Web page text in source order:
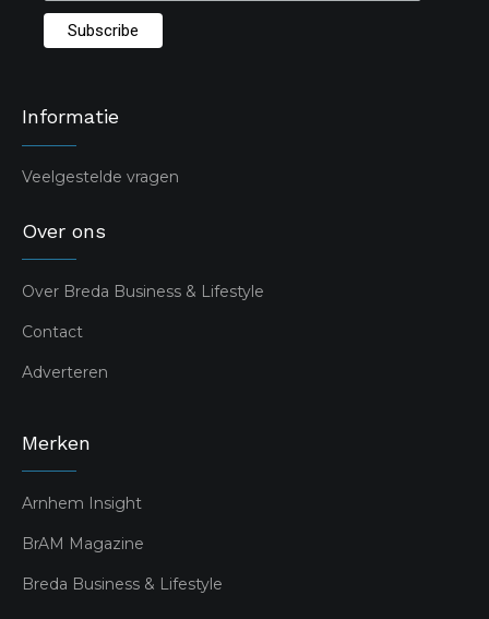
Informatie
Veelgestelde vragen
Over ons
Over Breda Business & Lifestyle
Contact
Adverteren
Merken
Arnhem Insight
BrAM Magazine
Breda Business & Lifestyle